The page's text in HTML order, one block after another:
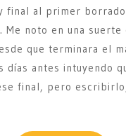
final al primer
Me noto en una suerte
que terminara el
días antes intuyendo
final, pero